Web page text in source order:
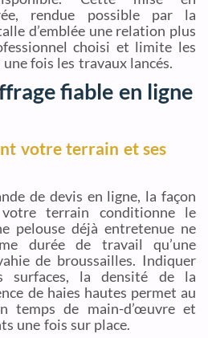
rendue possible par la
d’emblée une relation plus
choisi et limite les
fois les travaux lancés.
fiable en ligne
votre terrain et ses
de devis en ligne, la façon
terrain conditionne le
pelouse déjà entretenue ne
durée de travail qu’une
de broussailles. Indiquer
surfaces, la densité de la
de haies hautes permet au
temps de main-d’œuvre et
une fois sur place.